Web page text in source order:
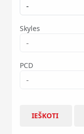
-
Skyles
-
PCD
-
IEŠKOTI